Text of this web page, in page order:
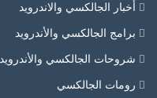
أخبار الجالكسي والاندرويد
برامج الجالكسي والأندرويد
شروحات الجالكسي والأندرويد
رومات الجالكسي